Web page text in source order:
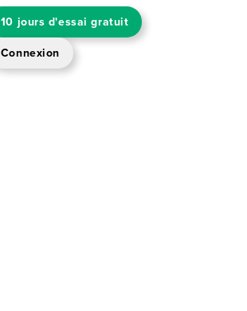
10 jours d'essai gratuit
Connexion